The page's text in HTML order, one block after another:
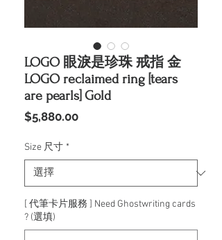
LOGO 眼淚是珍珠 戒指 金
LOGO reclaimed ring [tears
are pearls] Gold
$5,880.00價
Size 尺寸 *
[ 代筆卡片服務 ] Need Ghostwriting cards
? (選填)